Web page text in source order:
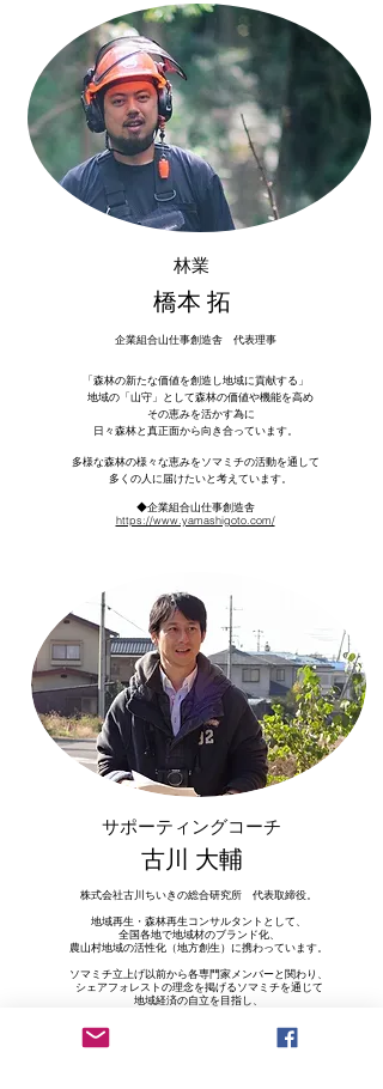
林業
橋本 拓
企業組合山仕事創造舎 代表理事
「森林の新たな価値を創造し地域に貢献する」
地域の「山守」として森林の価値や機能を高め
その恵みを活かす為に
日々森林と真正面から向き合っています。
多様な森林の様々な恵みをソマミチの活動を通して
多くの人に届けたいと考えています。
◆企業組合山仕事創造舎
https://www.yamashigoto.com/
サポーティングコーチ
古川 大輔
株式会社古川ちいきの総合研究所 代表取締役。
地域再生・森林再生コンサルタントとして、
全国各地で地域材のブランド化、
農山村地域の活性化（地方創生）に携わっています。
ソマミチ立上げ以前から各専門家メンバーと関わり、
シェアフォレストの理念を掲げるソマミチを通じて
地域経済の自立を目指し、